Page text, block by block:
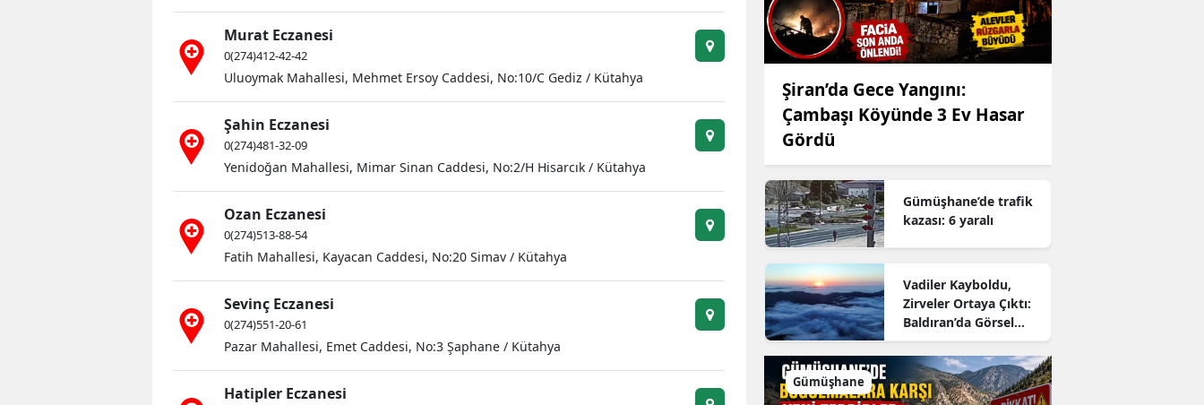
Erzincan
Gaziantep
Murat Eczanesi
0(274)412-42-42
Uluoymak Mahallesi, Mehmet Ersoy Caddesi, No:10/C Gediz / Kütahya
Şahin Eczanesi
0(274)481-32-09
Yenidoğan Mahallesi, Mimar Sinan Caddesi, No:2/H Hisarcık / Kütahya
Ozan Eczanesi
0(274)513-88-54
Fatih Mahallesi, Kayacan Caddesi, No:20 Simav / Kütahya
Sevinç Eczanesi
0(274)551-20-61
Pazar Mahallesi, Emet Caddesi, No:3 Şaphane / Kütahya
Hatipler Eczanesi
Şiran’da Gece Yangını:
Çambaşı Köyünde 3 Ev Hasar
Gördü
Gümüşhane’de trafik
kazası: 6 yaralı
Vadiler Kayboldu,
Zirveler Ortaya Çıktı:
Baldıran’da Görsel
Şölen
Gümüşhane